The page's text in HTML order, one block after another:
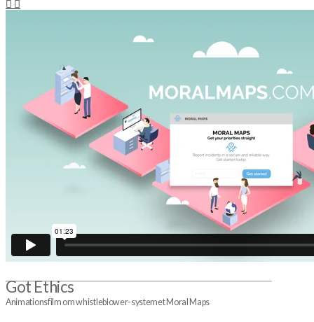
Got Ethics
Animationsfilm om whistleblower-systemet Moral Maps